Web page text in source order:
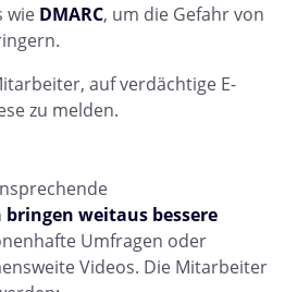
wie DMARC, um die Gefahr von
auf verdächtige E-
zu melden.
bringen weitaus bessere
Umfragen oder
Videos. Die Mitarbeiter